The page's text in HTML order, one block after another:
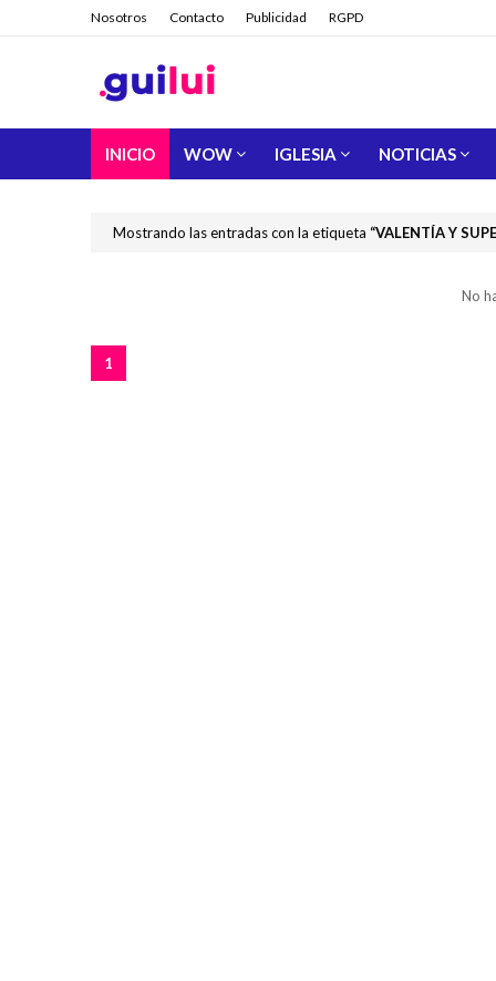
Nosotros Contacto Publicidad RGPD
INICIO WOW IGLESIA NOTICIAS
Mostrando las entradas con la etiqueta VALENTÍA Y
No
1